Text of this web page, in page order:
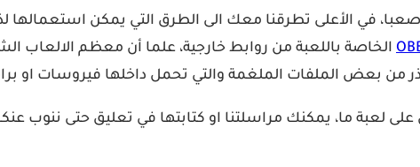
في الأعلى تطرقنا معك الى الطرق التي يمكن
الخاصة باللعبة من روابط خارجية، علما أن معظم الالعاب
الحذر من بعض الملفات الملغمة والتي تحمل داخلها فيروسات او
لعبة ما، يمكنك مراسلتنا او كتابتها في تعليق حتى ننوب